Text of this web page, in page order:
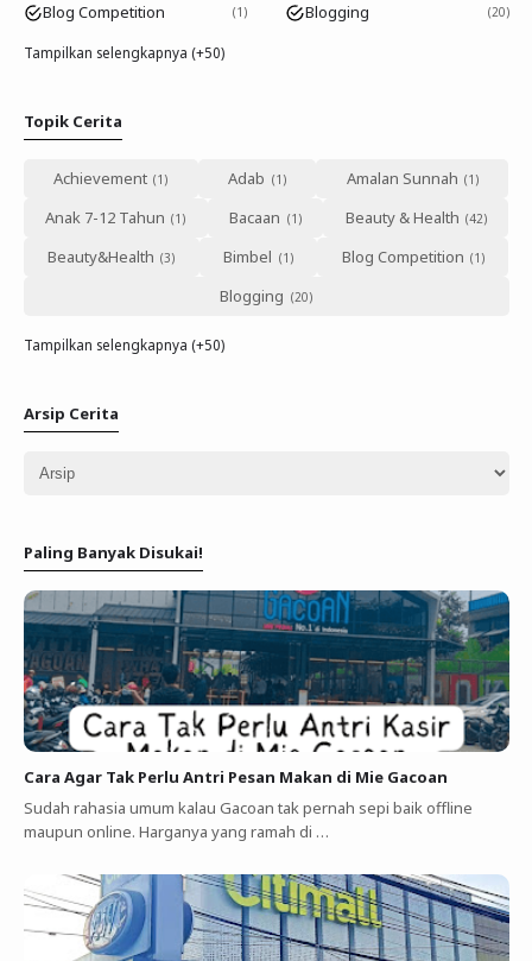
Blog Competition 1 Blogging 20
Tampilkan selengkapnya (+50)
Topik Cerita
Achievement Adab
Amalan Sunnah
Anak 7-12 Tahun
Bacaan
Beauty & Health
Beauty&Health
Bimbel
Blog Competition
Blogging
Tampilkan selengkapnya (+50)
Arsip Cerita
Paling Banyak Disukai!
Cara Agar Tak Perlu Antri Pesan Makan di Mie Gacoan
Sudah rahasia umum kalau Gacoan tak pernah sepi baik offline
maupun online. Harganya yang ramah di …